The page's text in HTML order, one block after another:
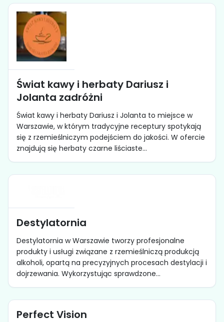
Świat kawy i herbaty Dariusz i
Jolanta zadróżni
Świat kawy i herbaty Dariusz i Jolanta to miejsce w
Warszawie, w którym tradycyjne receptury spotykają
się z rzemieślniczym podejściem do jakości. W ofercie
znajdują się herbaty czarne liściaste...
Destylatornia
Destylatornia w Warszawie tworzy profesjonalne
produkty i usługi związane z rzemieślniczą produkcją
alkoholi, opartą na precyzyjnych procesach destylacji i
dojrzewania. Wykorzystując sprawdzone...
Perfect Vision